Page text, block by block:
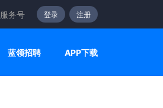
服务号 登录 注册
蓝领招聘 APP下载